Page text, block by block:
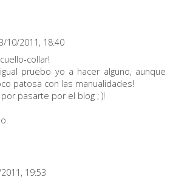
10/2011, 18:40
collar!
pruebo yo a hacer alguno, aunque
patosa con las manualidades!
pasarte por el blog ; )!
19:53